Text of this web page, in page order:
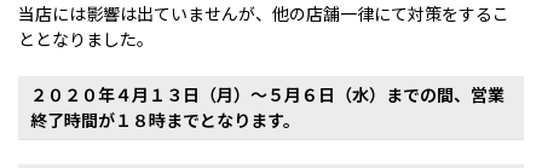
当店には影響は出ていませんが、他の店舗一律にて対策をするこ
ととなりました。
２０２０年４月１３日（月）～５月６日（水）までの間、営業
終了時間が１８時までとなります。